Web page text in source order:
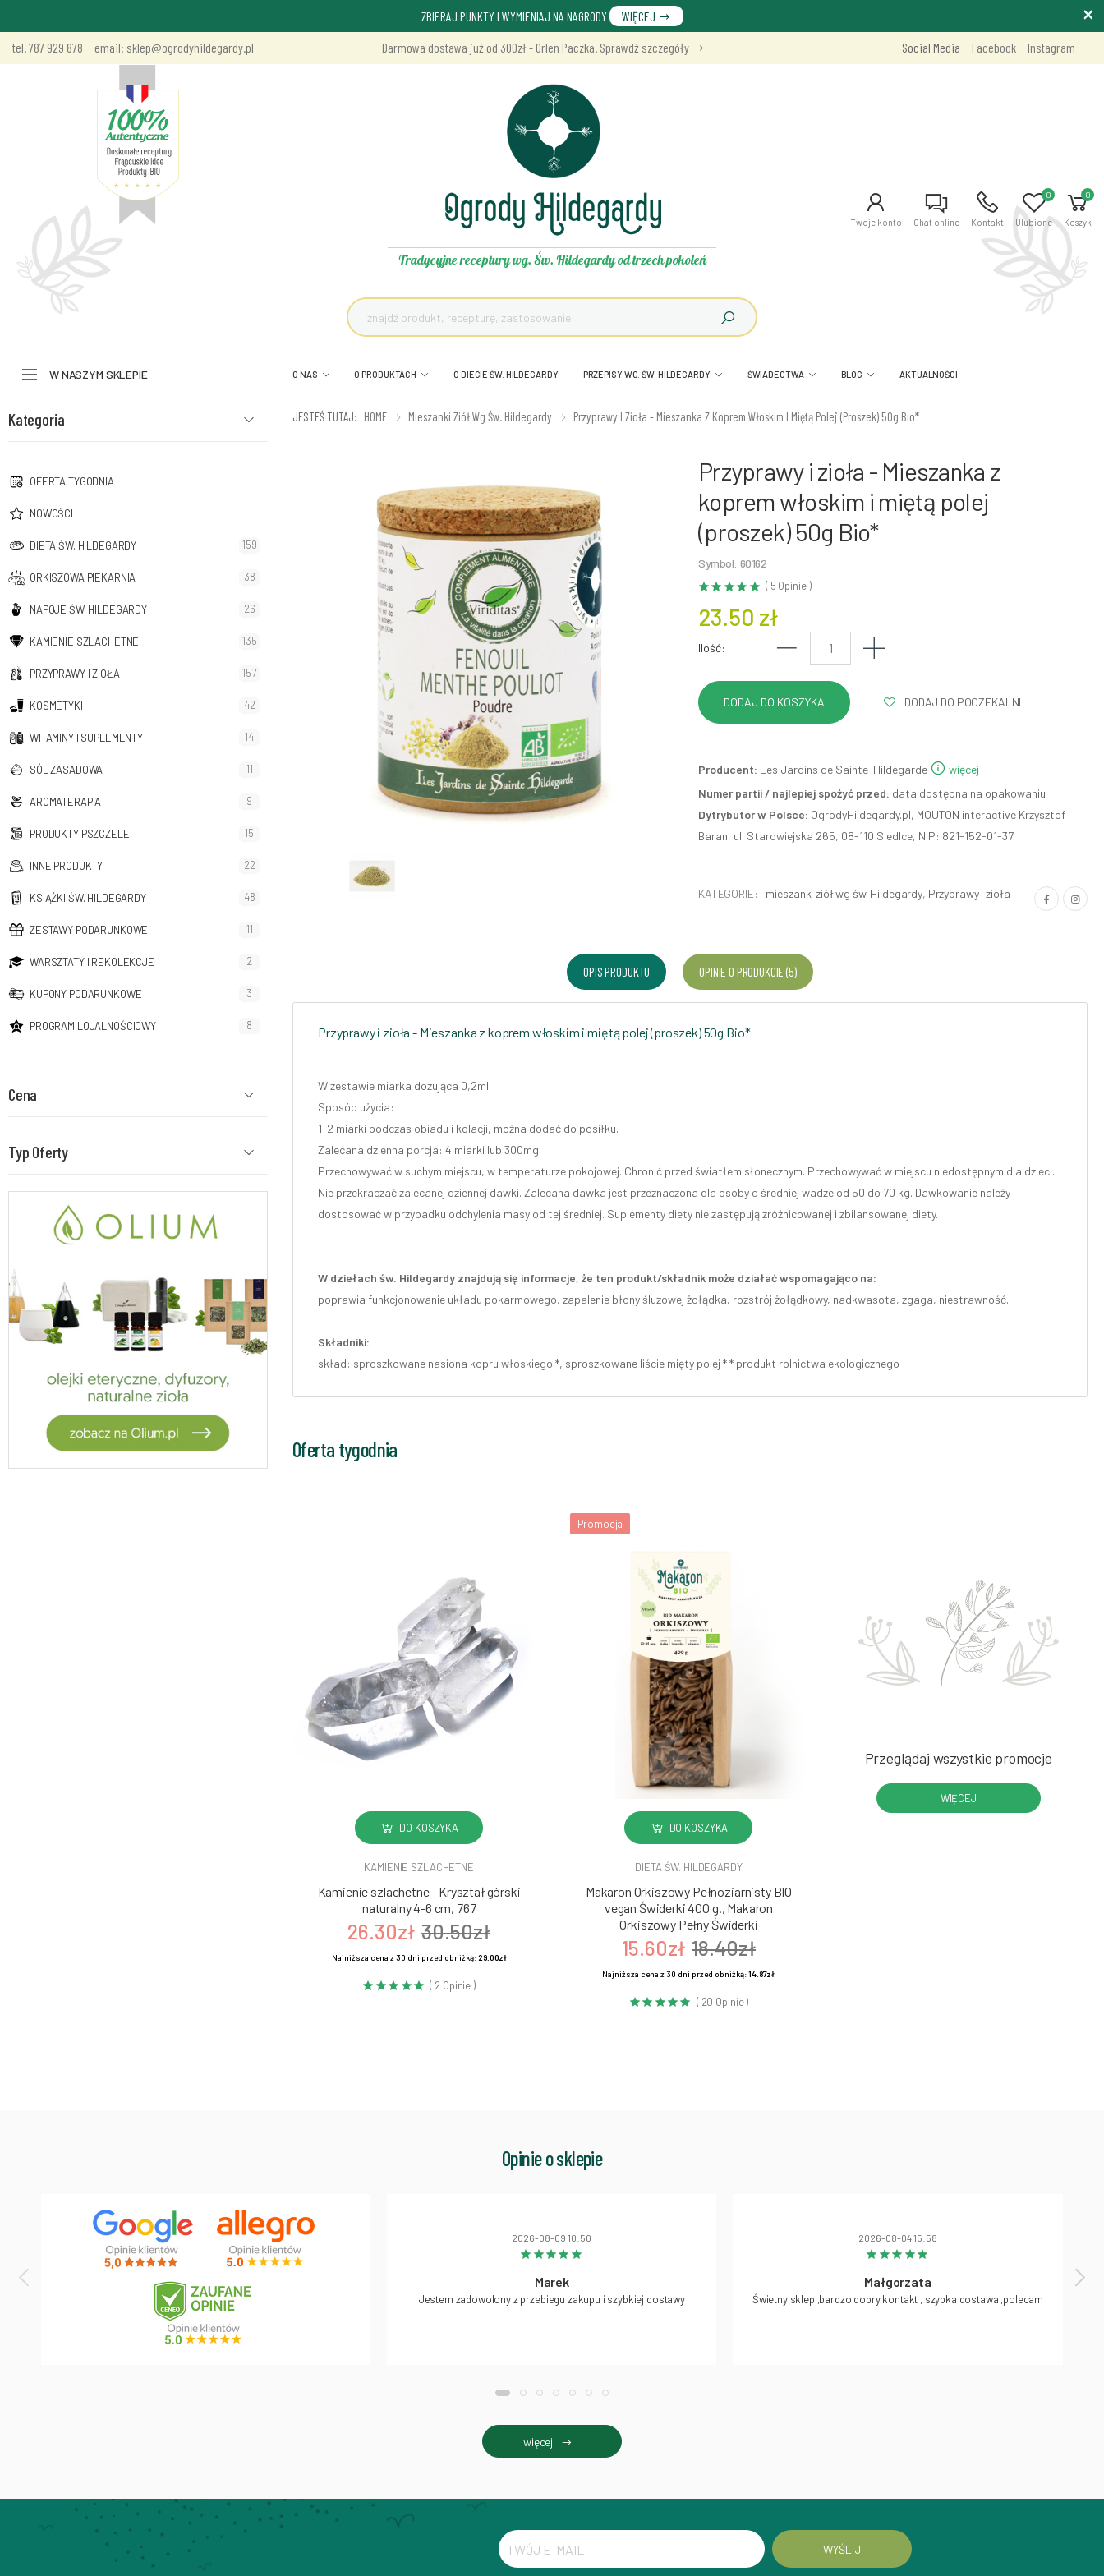
ZBIERAJ PUNKTY I WYMIENIAJ NA NAGRODY
WIĘCEJ
tel. 787 929 878
email: sklep@ogrodyhildegardy.pl Darmowa dostawa już od 300zł - Orlen Paczka. Sprawdź szczegóły Social Media Facebook Instagram
Tradycyjne receptury wg. Św. Hildegardy od trzech pokoleń
Twoje konto Chat online Kontakt Ulubione
0 0
Koszyk
W NASZYM SKLEPIE O NAS O PRODUKTACH O DIECIE ŚW. HILDEGARDY PRZEPISY WG. ŚW. HILDEGARDY ŚWIADECTWA BLOG AKTUALNOŚCI
Kategoria
OFERTA TYGODNIA
NOWOŚCI
DIETA ŚW. HILDEGARDY 159
ORKISZOWA PIEKARNIA 38
NAPOJE ŚW. HILDEGARDY 26
KAMIENIE SZLACHETNE 135
PRZYPRAWY I ZIOŁA 157
KOSMETYKI 42
WITAMINY I SUPLEMENTY 14
SÓL ZASADOWA 11
AROMATERAPIA 9
PRODUKTY PSZCZELE 15
INNE PRODUKTY 22
KSIĄŻKI ŚW. HILDEGARDY 48
ZESTAWY PODARUNKOWE 11
WARSZTATY I REKOLEKCJE 2
KUPONY PODARUNKOWE 3
PROGRAM LOJALNOŚCIOWY 8
Cena
Typ Oferty
JESTEŚ TUTAJ: HOME Mieszanki Ziół Wg Św. Hildegardy Przyprawy I Zioła - Mieszanka Z Koprem Włoskim I Miętą Polej (proszek) 50g Bio*
Przyprawy i zioła - Mieszanka z
koprem włoskim i miętą polej
(proszek) 50g Bio*
Symbol: 60162
( 5 Opinie )
23.50 zł
Ilość:
DODAJ DO POCZEKALNI
Producent: Les Jardins de Sainte-Hildegarde
więcej
Numer partii / najlepiej spożyć przed: data dostępna na opakowaniu
Dytrybutor w Polsce: OgrodyHildegardy.pl, MOUTON interactive Krzysztof
Baran, ul. Starowiejska 265, 08-110 Siedlce, NIP: 821-152-01-37
KATEGORIE: mieszanki ziół wg św. Hildegardy, Przyprawy i zioła
OPIS PRODUKTU OPINIE O PRODUKCIE (5)
Przyprawy i zioła - Mieszanka z koprem włoskim i miętą polej (proszek) 50g Bio*
W zestawie miarka dozująca 0,2ml
Sposób użycia:
1-2 miarki podczas obiadu i kolacji, można dodać do posiłku.
Zalecana dzienna porcja: 4 miarki lub 300mg.
Przechowywać w suchym miejscu, w temperaturze pokojowej. Chronić przed światłem słonecznym. Przechowywać w miejscu niedostępnym dla dzieci.
Nie przekraczać zalecanej dziennej dawki. Zalecana dawka jest przeznaczona dla osoby o średniej wadze od 50 do 70 kg. Dawkowanie należy
dostosować w przypadku odchylenia masy od tej średniej. Suplementy diety nie zastępują zróżnicowanej i zbilansowanej diety.
W dziełach św. Hildegardy znajdują się informacje, że ten produkt/składnik może działać wspomagająco na:
poprawia funkcjonowanie układu pokarmowego, zapalenie błony śluzowej żołądka, rozstrój żołądkowy, nadkwasota, zgaga, niestrawność.
Składniki:
skład: sproszkowane nasiona kopru włoskiego *, sproszkowane liście mięty polej * * produkt rolnictwa ekologicznego
Oferta tygodnia
DO KOSZYKA
KAMIENIE SZLACHETNE
Kamienie szlachetne - Kryształ górski
naturalny 4-6 cm, 767
26.30zł 30.50zł
Najniższa cena z 30 dni przed obniżką:29.00zł
( 2 Opinie )
Promocja
DO KOSZYKA
DIETA ŚW. HILDEGARDY
Makaron Orkiszowy Pełnoziarnisty BIO
vegan Świderki 400 g., Makaron
Orkiszowy Pełny Świderki
15.60zł 18.40zł
Najniższa cena z 30 dni przed obniżką:14.87zł
( 20 Opinie )
Przeglądaj wszystkie promocje
WIĘCEJ
Opinie o sklepie
2026-08-09 10:50
Marek
Jestem zadowolony z przebiegu zakupu i szybkiej dostawy
2026-08-04 15:58
Małgorzata
Świetny sklep ,bardzo dobry kontakt , szybka dostawa ,polecam
więcej
WYŚLIJ